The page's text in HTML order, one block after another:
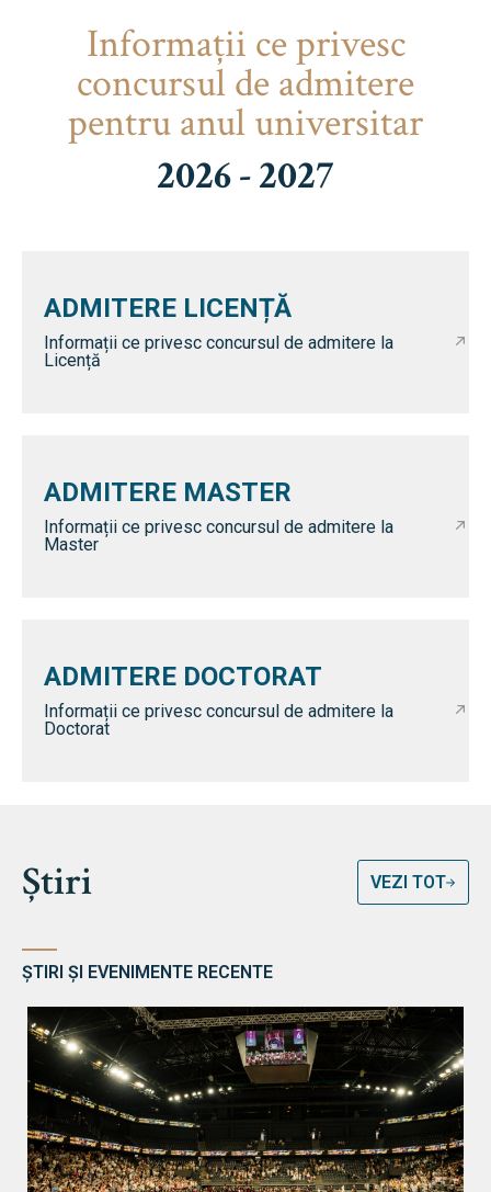
Informaţii ce privesc
concursul de admitere
pentru anul universitar
2026 - 2027
ADMITERE LICENȚĂ
Informații ce privesc concursul de admitere la
Licență
ADMITERE MASTER
Informații ce privesc concursul de admitere la
Master
ADMITERE DOCTORAT
Informații ce privesc concursul de admitere la
Doctorat
Știri VEZI TOT
ȘTIRI ȘI EVENIMENTE RECENTE